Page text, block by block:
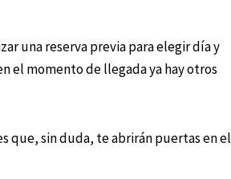
una reserva previa para elegir día y
el momento de llegada ya hay otros
que, sin duda, te abrirán puertas en el